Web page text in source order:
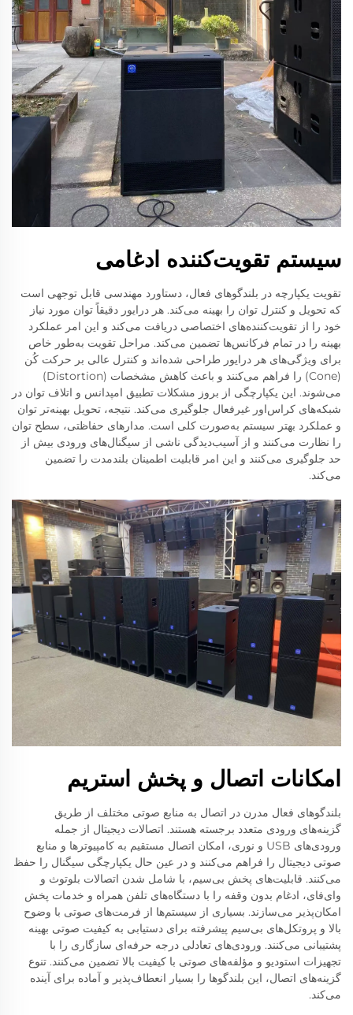
سیستم تقویت‌کننده ادغامی
تقویت یکپارچه در بلندگوهای فعال، دستاورد مهندسی قابل توجهی است
که تحویل و کنترل توان را بهینه می‌کند. هر درایور دقیقاً توان مورد نیاز
خود را از تقویت‌کننده‌های اختصاصی دریافت می‌کند و این امر عملکرد
بهینه را در تمام فرکانس‌ها تضمین می‌کند. مراحل تقویت به‌طور خاص
برای ویژگی‌های هر درایور طراحی شده‌اند و کنترل عالی بر حرکت کُن
(Cone) را فراهم می‌کنند و باعث کاهش مشخصات (Distortion)
می‌شوند. این یکپارچگی از بروز مشکلات تطبیق امپدانس و اتلاف توان در
شبکه‌های کراس‌اور غیرفعال جلوگیری می‌کند. نتیجه، تحویل بهینه‌تر توان
و عملکرد بهتر سیستم به‌صورت کلی است. مدارهای حفاظتی، سطح توان
را نظارت می‌کنند و از آسیب‌دیدگی ناشی از سیگنال‌های ورودی بیش از
حد جلوگیری می‌کنند و این امر قابلیت اطمینان بلندمدت را تضمین
می‌کند.
امکانات اتصال و پخش استریم
بلندگوهای فعال مدرن در اتصال به منابع صوتی مختلف از طریق
گزینه‌های ورودی متعدد برجسته هستند. اتصالات دیجیتال از جمله
ورودی‌های USB و نوری، امکان اتصال مستقیم به کامپیوترها و منابع
صوتی دیجیتال را فراهم می‌کنند و در عین حال یکپارچگی سیگنال را حفظ
می‌کنند. قابلیت‌های پخش بی‌سیم، با شامل شدن اتصالات بلوتوث و
وای‌فای، ادغام بدون وقفه را با دستگاه‌های تلفن همراه و خدمات پخش
امکان‌پذیر می‌سازند. بسیاری از سیستم‌ها از فرمت‌های صوتی با وضوح
بالا و پروتکل‌های بی‌سیم پیشرفته برای دستیابی به کیفیت صوتی بهینه
پشتیبانی می‌کنند. ورودی‌های تعادلی درجه حرفه‌ای سازگاری را با
تجهیزات استودیو و مؤلفه‌های صوتی با کیفیت بالا تضمین می‌کنند. تنوع
گزینه‌های اتصال، این بلندگوها را بسیار انعطاف‌پذیر و آماده برای آینده
می‌کند.